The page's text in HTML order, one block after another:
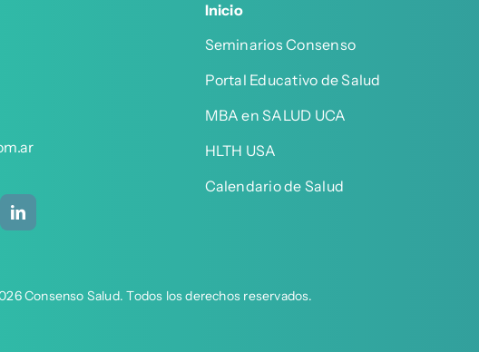
Inicio
Seminarios Consenso
Portal Educativo de Salud
MBA en SALUD UCA
HLTH USA
Calendario de Salud
Consenso Salud. Todos los derechos reservados.